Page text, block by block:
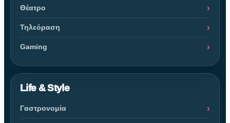
Θέατρο
Τηλεόραση
Gaming
Life & Style
Γαστρονομία